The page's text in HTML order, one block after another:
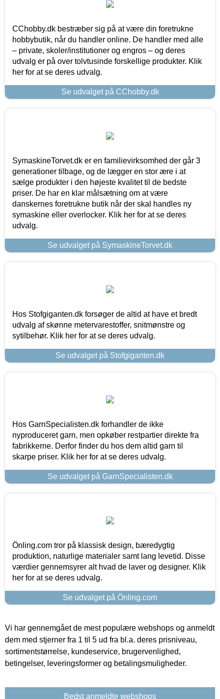
CChobby.dk bestræber sig på at være din foretrukne
hobbybutik, når du handler online. De handler med alle
– private, skoler/institutioner og engros – og deres
udvalg er på over tolvtusinde forskellige produkter. Klik
her for at se deres udvalg.
Se udvalget på CChobby.dk
SymaskineTorvet.dk er en familievirksomhed der går 3
generationer tilbage, og de lægger en stor ære i at
sælge produkter i den højeste kvalitet til de bedste
priser. De har en klar målsætning om at være
danskernes foretrukne butik når der skal handles ny
symaskine eller overlocker. Klik her for at se deres
udvalg.
Se udvalget på SymaskineTorvet.dk
Hos Stofgiganten.dk forsøger de altid at have et bredt
udvalg af skønne metervarestoffer, snitmønstre og
sytilbehør. Klik her for at se deres udvalg.
Se udvalget på Stofgiganten.dk
Hos GarnSpecialisten.dk forhandler de ikke
nyproduceret garn, men opkøber restpartier direkte fra
fabrikkerne. Derfor finder du hos dem altid garn til
skarpe priser. Klik her for at se deres udvalg.
Se udvalget på GarnSpecialisten.dk
Önling.com tror på klassisk design, bæredygtig
produktion, naturlige materialer samt lang levetid. Disse
værdier gennemsyrer alt hvad de laver og designer. Klik
her for at se deres udvalg.
Se udvalget på Önling.com
Vi har gennemgået de mest populære webshops og anmeldt
dem med stjerner fra 1 til 5 ud fra bl.a. deres prisniveau,
sortimentstørrelse, kundeservice, brugervenlighed,
betingelser, leveringsformer og betalingsmuligheder.
Bedst anmeldte webshops